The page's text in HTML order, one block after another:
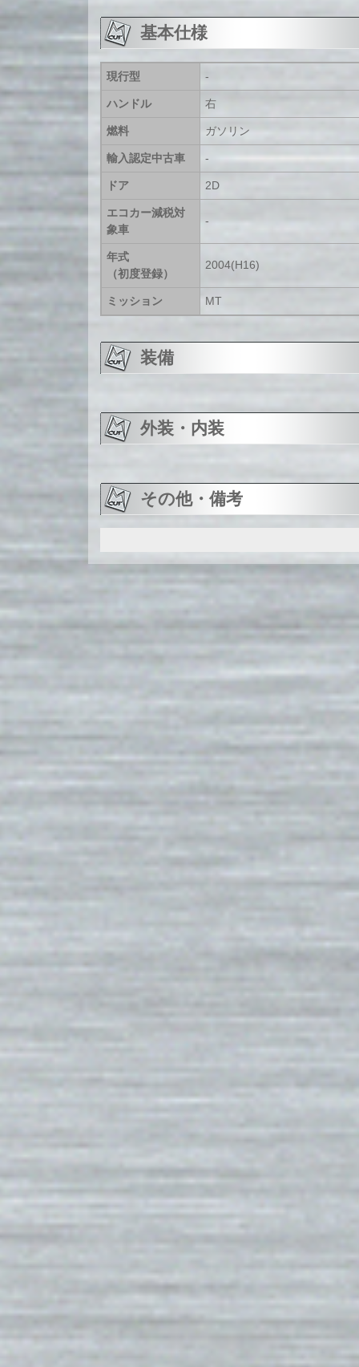
基本仕様
現行型 -
ハンドル 右
燃料 ガソリン
輸入認定中古車 -
ドア 2D
エコカー減税対
象車
-
年式
（初度登録）
2004(H16)
ミッション MT
装備
外装・内装
その他・備考